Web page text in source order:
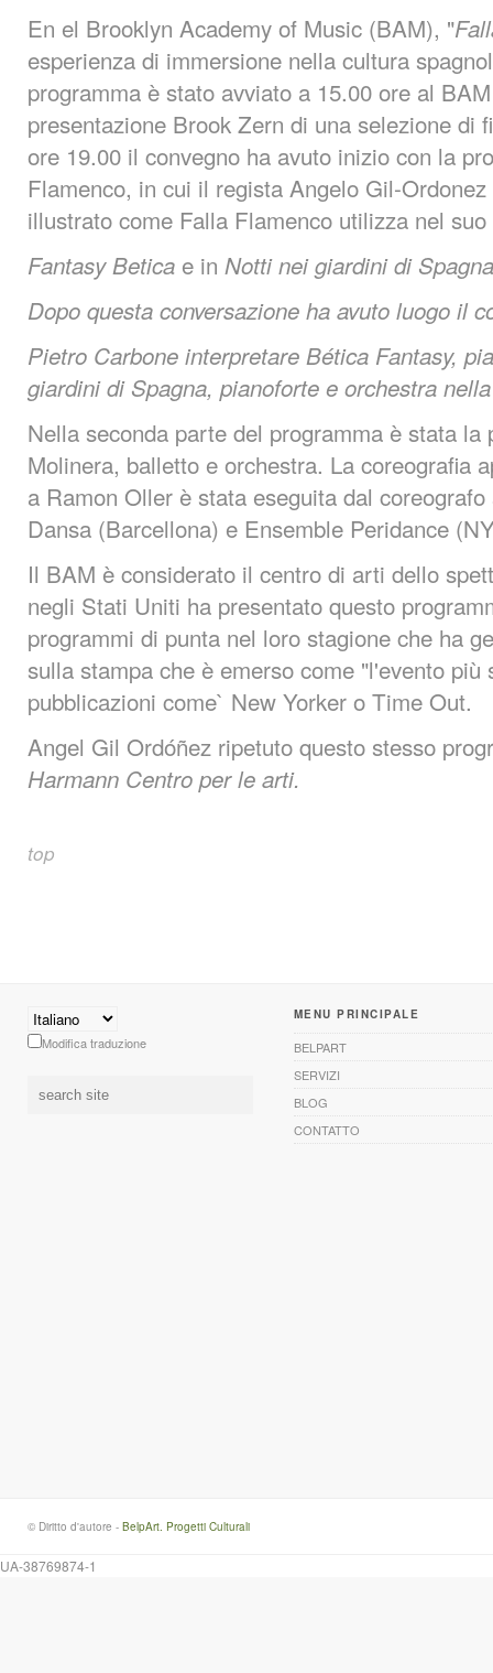
En el Brooklyn Academy of Music (BAM), "
esperienza di immersione nella cultura
programma è stato avviato a 15.00 ore al
presentazione Brook Zern di una selezione di
ore 19.00 il convegno ha avuto inizio con la
Flamenco, in cui il regista Angelo Gil-
illustrato come Falla Flamenco utilizza nel suo
Fantasy Betica e in Notti nei giardini di
Dopo questa conversazione ha avuto luogo il
Pietro Carbone interpretare Bética Fantasy,
giardini di Spagna, pianoforte e orchestra
Nella seconda parte del programma è stata
Molinera, balletto e orchestra. La coreografia
a Ramon Oller è stata eseguita dal
Dansa (Barcellona) e Ensemble Peridance
Il BAM è considerato il centro di arti dello
negli Stati Uniti ha presentato questo
programmi di punta nel loro stagione che ha
sulla stampa che è emerso come "l'evento più
pubblicazioni come` New Yorker o Time Out.
Angel Gil Ordóñez ripetuto questo stesso
Harmann Centro per le arti.
top
Modifica traduzione
MENU PRINCIPALE
BELPART
SERVIZI
BLOG
CONTATTO
© Diritto d'autore - BelpArt. Progetti Culturali
UA-38769874-1